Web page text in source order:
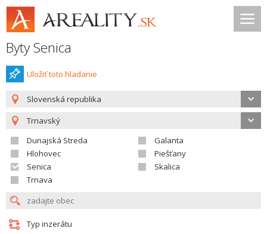
Byty Senica
Uložiť toto hladanie
Slovenská republika
Trnavský
Dunajská Streda
Galanta
Hlohovec
Piešťany
Senica
Skalica
Trnava
Typ inzerátu